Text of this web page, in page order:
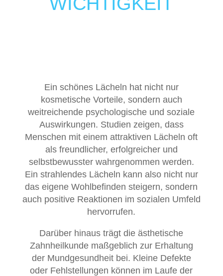
Ein schönes Lächeln hat nicht nur
kosmetische Vorteile, sondern auch
weitreichende psychologische und soziale
Auswirkungen. Studien zeigen, dass
Menschen mit einem attraktiven Lächeln oft
als freundlicher, erfolgreicher und
selbstbewusster wahrgenommen werden.
Ein strahlendes Lächeln kann also nicht nur
das eigene Wohlbefinden steigern, sondern
auch positive Reaktionen im sozialen Umfeld
hervorrufen.
Darüber hinaus trägt die ästhetische
Zahnheilkunde maßgeblich zur Erhaltung
der Mundgesundheit bei. Kleine Defekte
oder Fehlstellungen können im Laufe der